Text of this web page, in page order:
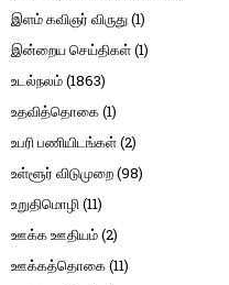
இளம் கவிஞர் விருது(1)
இன்றைய செய்திகள்(1)
உடல்நலம்(1863)
உதவித்தொகை(1)
உபரி பணியிடங்கள்(2)
உள்ளூர் விடுமுறை(98)
உறுதிமொழி(11)
ஊக்க ஊதியம்(2)
ஊக்கத்தொகை(11)